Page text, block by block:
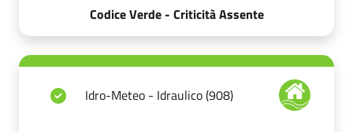
Codice Verde - Criticità Assente
Idro-Meteo - Idraulico (908)